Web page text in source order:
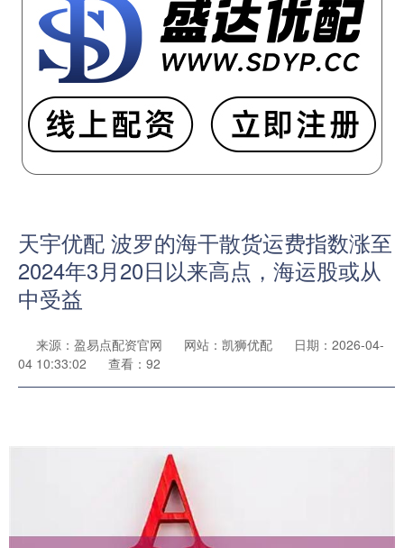
天宇优配 波罗的海干散货运费指数涨至
2024年3月20日以来高点，海运股或从
中受益
来源：盈易点配资官网 网站：凯狮优配
日期：2026-04-
04 10:33:02
查看：92